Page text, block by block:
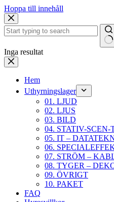
Hoppa till innehåll
Inga resultat
Hem
Uthyrningslager
01. LJUD
02. LJUS
03. BILD
04. STATIV-SCEN-
05. IT –
06.
07. STRÖM –
08. TYGER –
09. ÖVRIGT
10. PAKET
FAQ